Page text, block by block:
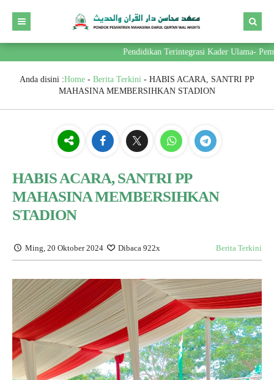
Pendidikan Terintegrasi Kader Ulama-
Anda disini :Home - Berita Terkini - HABIS ACARA, SANTRI PP
MAHASINA MEMBERSIHKAN STADION
HABIS ACARA, SANTRI PP
MAHASINA MEMBERSIHKAN
STADION
Ming, 20 Oktober 2024 Dibaca 922x Berita Terkini